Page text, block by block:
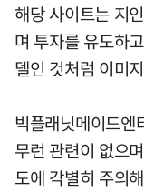
해당 사이트는 지
며 투자를 유도하
델인 것처럼 이미
빅플래닛메이드
무런 관련이 없으
도에 각별히 주의